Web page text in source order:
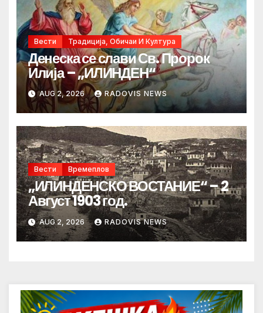
Вести Традиција, Обичаи И Култура
Денеска се слави Св. Пророк
Илија – „ИЛИНДЕН“
AUG 2, 2026 RADOVIS NEWS
Вести Времеплов
„ИЛИНДЕНСКО ВОСТАНИЕ“ – 2
Август 1903 год.
AUG 2, 2026 RADOVIS NEWS